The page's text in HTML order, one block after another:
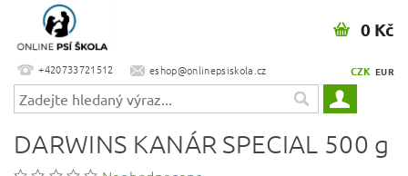
+420733721512 eshop@onlinepsiskola.cz CZK EUR
0 Kč
DARWINS KANÁR SPECIAL 500 g